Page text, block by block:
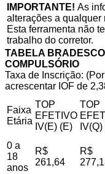
IMPORTANTE! As
alterações a qualquer
Esta ferramenta não
trabalho do corretor.
TABELA
COMPULSÓRIO
Taxa de Inscrição:
acrescentar IOF de
Faixa
Etária
TOP
EFETIVO
IV(E) (E)
TOP
0 a
18
anos
R$
261,64
R$